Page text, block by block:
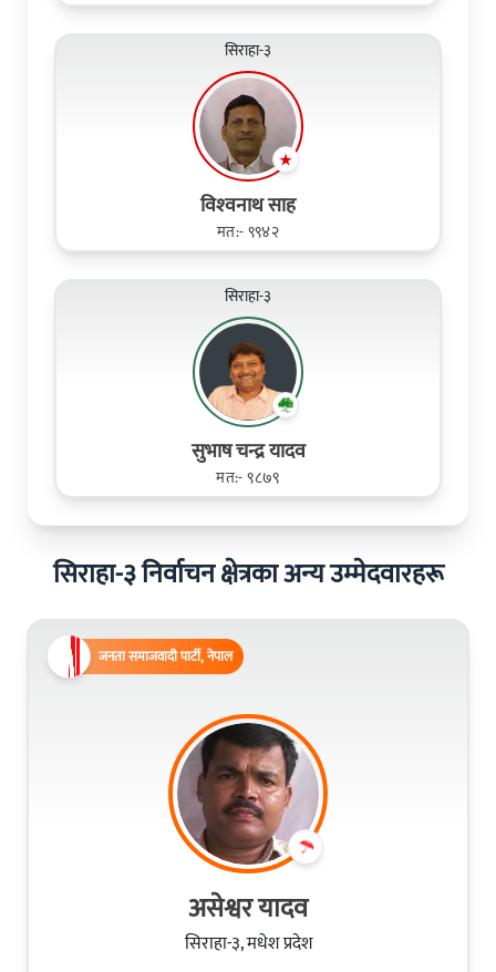
सिराहा-३
विश्‍वनाथ साह
मत:- ९९४२
सिराहा-३
सुभाष चन्द्र यादव
मत:- ९८७९
सिराहा-३ निर्वाचन क्षेत्रका अन्य उम्मेदवारहरू
जनता समाजवादी पार्टी, नेपाल
असेश्वर यादव
सिराहा-३, मधेश प्रदेश